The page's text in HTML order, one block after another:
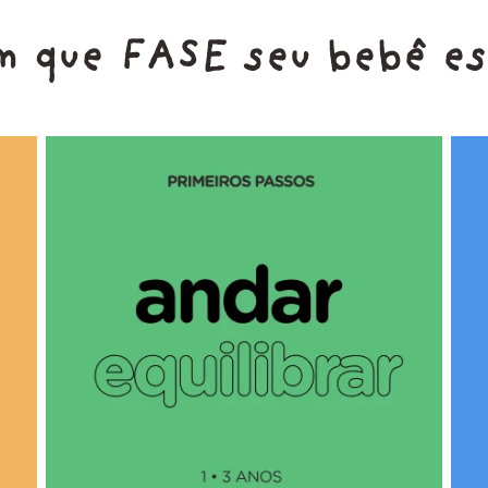
que FASE seu bebê